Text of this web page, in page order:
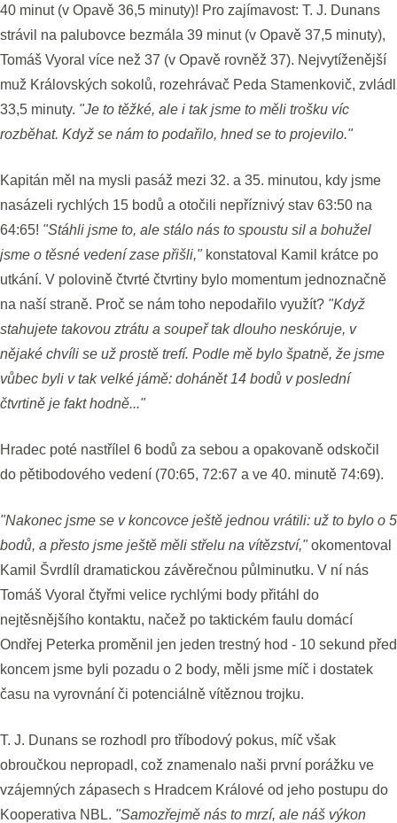
40 minut (v Opavě 36,5 minuty)! Pro zajímavost: T. J. Dunans
strávil na palubovce bezmála 39 minut (v Opavě 37,5 minuty),
Tomáš Vyoral více než 37 (v Opavě rovněž 37). Nejvytíženější
muž Královských sokolů, rozehrávač Peda Stamenkovič, zvládl
33,5 minuty. "Je to těžké, ale i tak jsme to měli trošku víc
rozběhat. Když se nám to podařilo, hned se to projevilo."
Kapitán měl na mysli pasáž mezi 32. a 35. minutou, kdy jsme
nasázeli rychlých 15 bodů a otočili nepříznivý stav 63:50 na
64:65! "Stáhli jsme to, ale stálo nás to spoustu sil a bohužel
jsme o těsné vedení zase přišli," konstatoval Kamil krátce po
utkání. V polovině čtvrté čtvrtiny bylo momentum jednoznačně
na naší straně. Proč se nám toho nepodařilo využít? "Když
stahujete takovou ztrátu a soupeř tak dlouho neskóruje, v
nějaké chvíli se už prostě trefí. Podle mě bylo špatně, že jsme
vůbec byli v tak velké jámě: dohánět 14 bodů v poslední
čtvrtině je fakt hodně..."
Hradec poté nastřílel 6 bodů za sebou a opakovaně odskočil
do pětibodového vedení (70:65, 72:67 a ve 40. minutě 74:69).
"Nakonec jsme se v koncovce ještě jednou vrátili: už to bylo o 5
bodů, a přesto jsme ještě měli střelu na vítězství,"okomentoval
Kamil Švrdlíl dramatickou závěrečnou půlminutku. V ní nás
Tomáš Vyoral čtyřmi velice rychlými body přitáhl do
nejtěsnějšího kontaktu, načež po taktickém faulu domácí
Ondřej Peterka proměnil jen jeden trestný hod - 10 sekund před
koncem jsme byli pozadu o 2 body, měli jsme míč i dostatek
času na vyrovnání či potenciálně vítěznou trojku.
T. J. Dunans se rozhodl pro tříbodový pokus, míč však
obroučkou nepropadl, což znamenalo naši první porážku ve
vzájemných zápasech s Hradcem Králové od jeho postupu do
Kooperativa NBL. "Samozřejmě nás to mrzí, ale náš výkon